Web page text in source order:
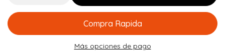
Compra Rapida
Más opciones de pago